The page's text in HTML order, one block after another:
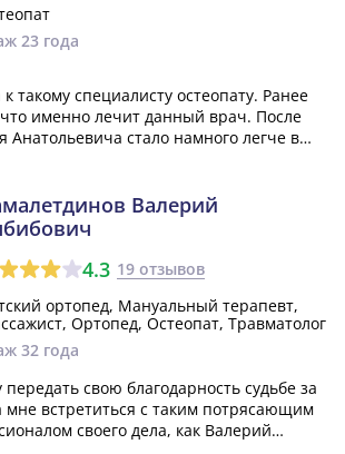
23 года
такому специалисту остеопату. Ранее
именно лечит данный врач. После
Анатольевича стало намного легче в
Валерий
4.3 19 отзывов
ортопед, Мануальный терапевт,
Ортопед, Остеопат, Травматолог
32 года
свою благодарность судьбе за
мне встретиться с таким потрясающим
своего дела, как Валерий